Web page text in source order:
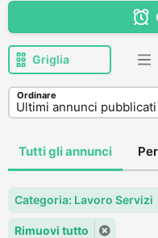
Griglia
Ordinare
Tutti gli annunci
Categoria: Lavoro Servizi
Rimuovi tutto